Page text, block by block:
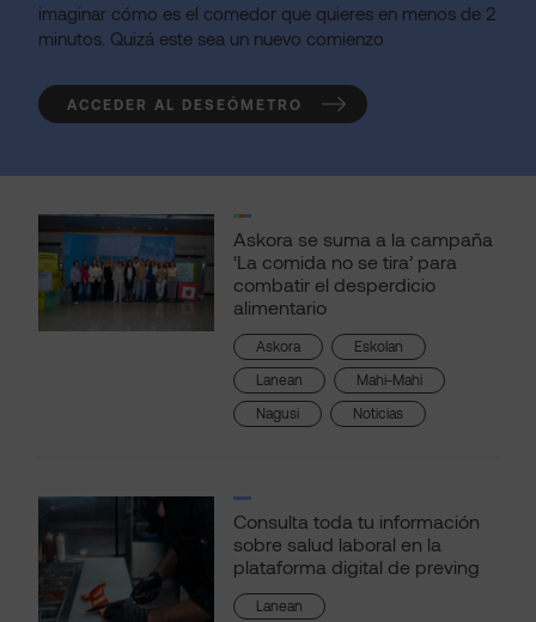
imaginar cómo es el comedor que quieres en menos de 2
minutos. Quizá este sea un nuevo comienzo
ACCEDER AL DESEÓMETRO
Askora se suma a la campaña
‘La comida no se tira’ para
combatir el desperdicio
alimentario
Askora , Eskolan
Lanean , Mahi-Mahi
Nagusi , Noticias
Consulta toda tu información
sobre salud laboral en la
plataforma digital de preving
Lanean